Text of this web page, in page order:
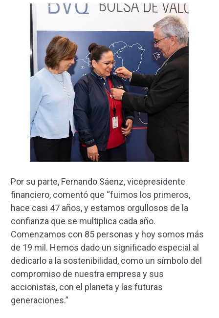
Por su parte, Fernando Sáenz, vicepresidente
financiero, comentó que “fuimos los primeros,
hace casi 47 años, y estamos orgullosos de la
confianza que se multiplica cada año.
Comenzamos con 85 personas y hoy somos más
de 19 mil. Hemos dado un significado especial al
dedicarlo a la sostenibilidad, como un símbolo del
compromiso de nuestra empresa y sus
accionistas, con el planeta y las futuras
generaciones.”